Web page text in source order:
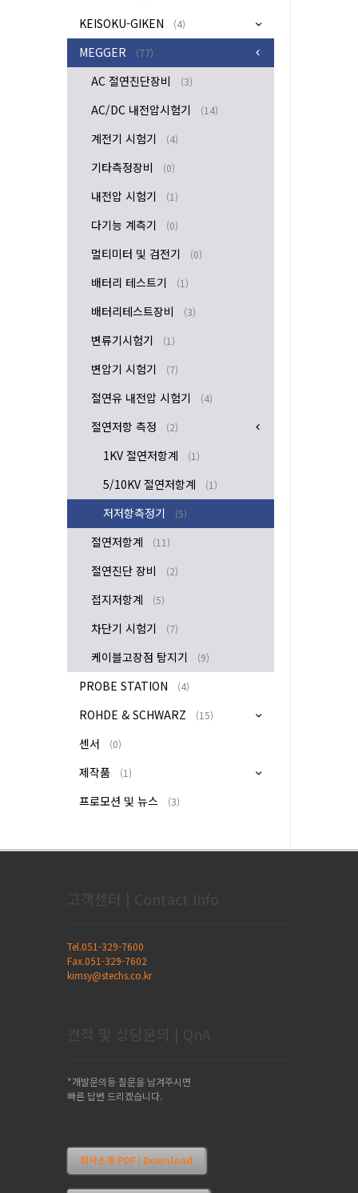
KEISOKU-GIKEN (4)
MEGGER (77)
AC 절연진단장비 (3)
AC/DC 내전압시험기 (14)
계전기 시험기 (4)
기타측정장비 (0)
내전압 시험기 (1)
다기능 계측기 (0)
멀티미터 및 검전기 (0)
배터리 테스트기 (1)
배터리테스트장비 (3)
변류기시험기 (1)
변압기 시험기 (7)
절연유 내전압 시험기 (4)
절연저항 측정 (2)
1KV 절연저항계 (1)
5/10KV 절연저항계 (1)
저저항측정기 (5)
절연저항계 (11)
절연진단 장비 (2)
접지저항계 (5)
차단기 시험기 (7)
케이블고장점 탐지기 (9)
PROBE STATION (4)
ROHDE & SCHWARZ (15)
센서 (0)
제작품 (1)
프로모션 및 뉴스 (3)
고객센터 | Contact Info
Tel.051-329-7600
Fax.051-329-7602
kimsy@stechs.co.kr
견적 및 상담문의 | QnA
*개발문의등 질문을 남겨주시면
빠른 답변 드리겠습니다.
회사소개 PDF | Download